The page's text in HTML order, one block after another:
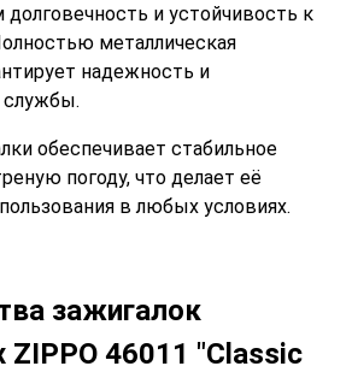
и устойчивость к
металлическая
надежность и
службы.
обеспечивает стабильное
погоду, что делает её
в любых условиях.
зажигалок
ZIPPO 46011 "Classic